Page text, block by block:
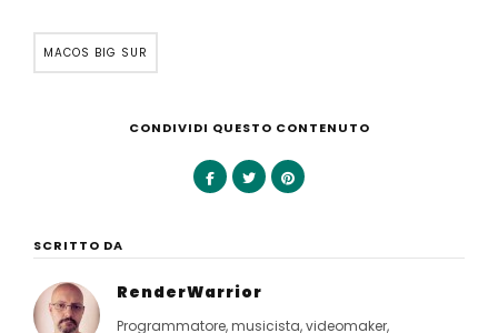
MACOS BIG SUR
CONDIVIDI QUESTO CONTENUTO
SCRITTO DA
RenderWarrior
Programmatore, musicista, videomaker,